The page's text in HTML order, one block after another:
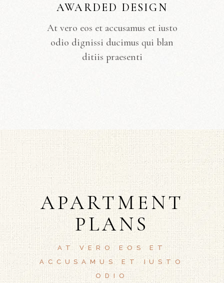
AWARDED DESIGN
At vero eos et accusamus et iusto
odio dignissi ducimus qui blan
ditiis praesenti
APARTMENT
PLANS
AT VERO EOS ET
ACCUSAMUS ET IUSTO
ODIO